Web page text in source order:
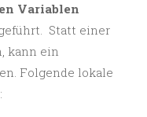
Variablen
Statt einer
kann ein
Folgende lokale